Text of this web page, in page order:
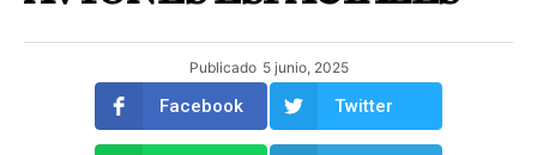
Publicado 5 junio, 2025
Facebook Twitter